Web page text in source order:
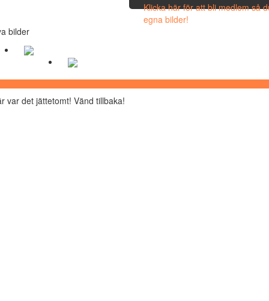
Klicka här för att bli medlem så
egna bilder!
bilder
var det jättetomt! Vänd tillbaka!